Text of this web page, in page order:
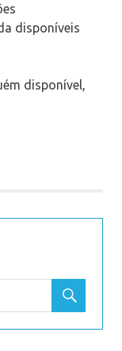
disponíveis
disponível,